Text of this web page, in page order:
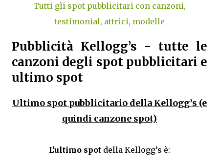
Tutti gli spot pubblicitari con canzoni,
testimonial, attrici, modelle
Pubblicità Kellogg’s - tutte le
canzoni degli spot pubblicitari e
ultimo spot
Ultimo spot pubblicitario della Kellogg’s (e
quindi canzone spot)
L'ultimo spot della Kellogg’s è: